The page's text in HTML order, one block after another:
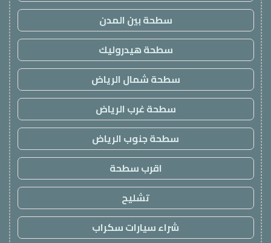
سطحة بين المدن
سطحة هيدروليك
سطحة شمال الرياض
سطحة غرب الرياض
سطحة جنوب الرياض
اقرب سطحة
تشليح
شراء سيارات سكراب